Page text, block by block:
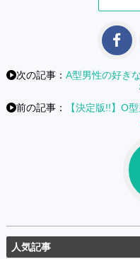
次の記事：A型男性の好き
前の記事：
【決定版!!】O
人気記事